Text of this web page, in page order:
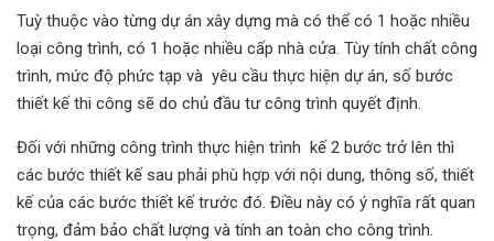
Tuỳ thuộc vào từng dự án xây dựng mà có thể có 1 hoặc nhiều
loại công trình, có 1 hoặc nhiều cấp nhà cửa. Tùy tính chất công
trình, mức độ phức tạp và yêu cầu thực hiện dự án, số bước
thiết kế thi công sẽ do chủ đầu tư công trình quyết định.
Đối với những công trình thực hiện trình kế 2 bước trở lên thì
các bước thiết kế sau phải phù hợp với nội dung, thông số, thiết
kế của các bước thiết kế trước đó. Điều này có ý nghĩa rất quan
trọng, đảm bảo chất lượng và tính an toàn cho công trình.